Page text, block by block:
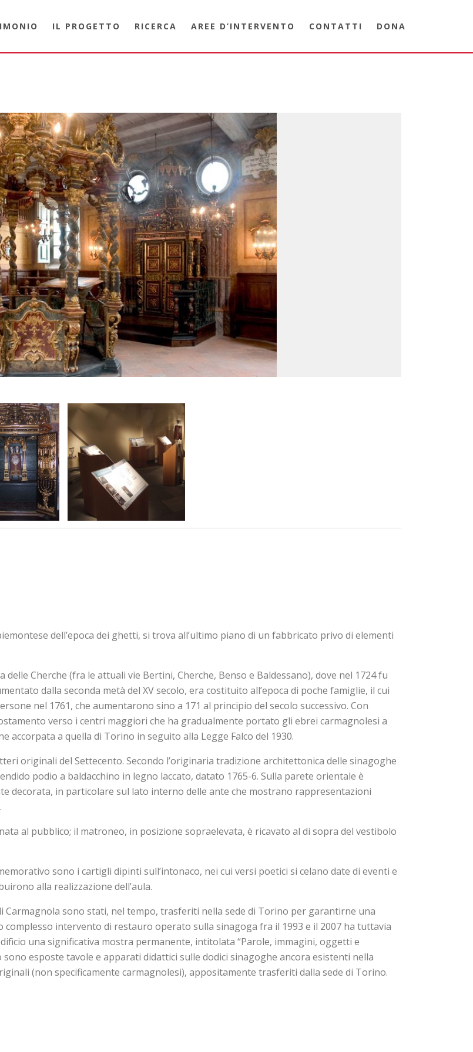
IL PROGETTO RICERCA AREE D’INTERVENTO CONTATTI DONA
dell’epoca dei ghetti, si trova all’ultimo piano di un fabbricato privo di elementi
delle Cherche (fra le attuali vie Bertini, Cherche, Benso e Baldessano), dove nel 1724 fu
dalla seconda metà del XV secolo, era costituito all’epoca di poche famiglie, il cui
nel 1761, che aumentarono sino a 171 al principio del secolo successivo. Con
verso i centri maggiori che ha gradualmente portato gli ebrei carmagnolesi a
accorpata a quella di Torino in seguito alla Legge Falco del 1930.
originali del Settecento. Secondo l’originaria tradizione architettonica delle sinagoghe
podio a baldacchino in legno laccato, datato 1765-6. Sulla parete orientale è
decorata, in particolare sul lato interno delle ante che mostrano rappresentazioni
al pubblico; il matroneo, in posizione sopraelevata, è ricavato al di sopra del vestibolo
sono i cartigli dipinti sull’intonaco, nei cui versi poetici si celano date di eventi e
alla realizzazione dell’aula.
sono stati, nel tempo, trasferiti nella sede di Torino per garantirne una
complesso intervento di restauro operato sulla sinagoga fra il 1993 e il 2007 ha tuttavia
una significativa mostra permanente, intitolata “Parole, immagini, oggetti e
esposte tavole e apparati didattici sulle dodici sinagoghe ancora esistenti nella
(non specificamente carmagnolesi), appositamente trasferiti dalla sede di Torino.